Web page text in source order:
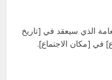
الذي سيعقد في [تاريخ
في [مكان الاجتماع].